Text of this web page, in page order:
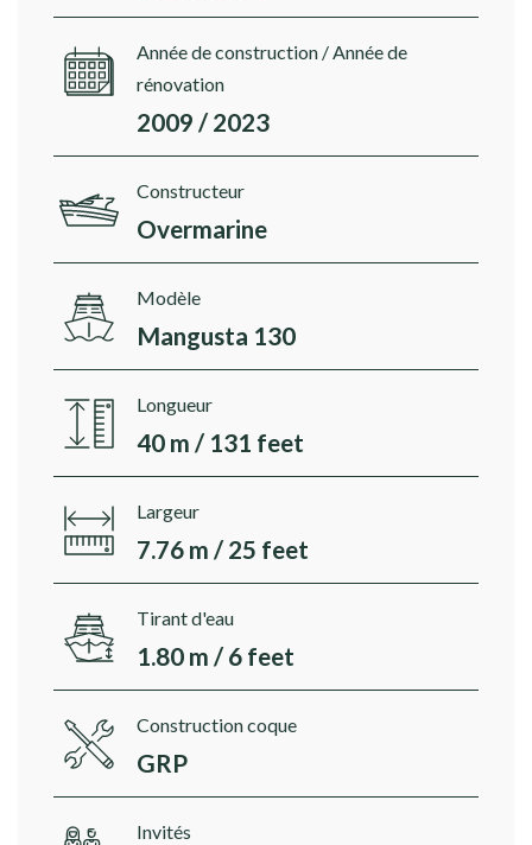
Année de construction / Année de
rénovation
2009 / 2023
Constructeur
Overmarine
Modèle
Mangusta 130
Longueur
40 m / 131 feet
Largeur
7.76 m / 25 feet
Tirant d'eau
1.80 m / 6 feet
Construction coque
GRP
Invités